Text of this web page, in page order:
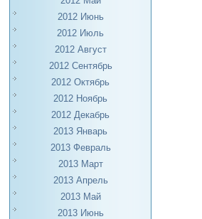
2012 Июнь
2012 Июль
2012 Август
2012 Сентябрь
2012 Октябрь
2012 Ноябрь
2012 Декабрь
2013 Январь
2013 Февраль
2013 Март
2013 Апрель
2013 Май
2013 Июнь